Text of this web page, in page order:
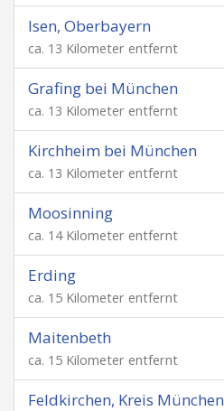
Isen, Oberbayern
ca. 13 Kilometer entfernt
Grafing bei München
ca. 13 Kilometer entfernt
Kirchheim bei München
ca. 13 Kilometer entfernt
Moosinning
ca. 14 Kilometer entfernt
Erding
ca. 15 Kilometer entfernt
Maitenbeth
ca. 15 Kilometer entfernt
Feldkirchen, Kreis München